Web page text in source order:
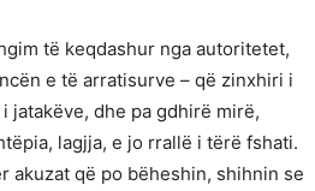
të keqdashur nga autoritetet,
e të arratisurve – që zinxhiri i
jatakëve, dhe pa gdhirë mirë,
lagjja, e jo rrallë i tërë fshati.
akuzat që po bëheshin, shihnin se